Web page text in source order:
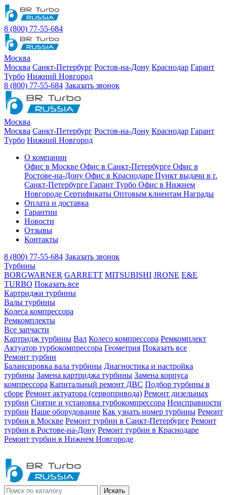
8 (800) 77-55-684
Москва
Москва Санкт-Петербург Ростов-на-Дону Краснодар Гарант
Турбо Нижний Новгород
8 (800) 77-55-684 Заказать звонок
Москва
Москва Санкт-Петербург Ростов-на-Дону Краснодар Гарант
Турбо Нижний Новгород
О компании
Офис в Москве Офис в Санкт-Петербурге Офис в
Ростове-на-Дону Офис в Краснодаре Пункт выдачи в г.
Санкт-Петербурге Гарант Турбо Офис в Нижнем
Новгороде Сертификаты Оптовым клиентам Награды
Оплата и доставка
Гарантии
Новости
Отзывы
Контакты
8 (800) 77-55-684 Заказать звонок
Турбины
BORGWARNER GARRETT MITSUBISHI JRONE E&E
TURBO Показать все
Картриджи турбины
Валы турбины
Колеса компрессора
Ремкомплекты
Все запчасти
Картридж турбины Вал Колесо компрессора Ремкомплект
Актуатор турбокомпрессора Геометрия Показать все
Ремонт турбин
Балансировка вала турбины Диагностика и настройка
турбины Замена картриджа турбины Замена корпуса
компрессора Капитальный ремонт ДВС Подбор турбины в
сборе Ремонт актуатора (сервопривода) Ремонт дизельных
турбин Снятие и установка турбокомпрессора Неисправности
турбин Наше оборудование Как узнать номер турбины Ремонт
турбин в Москве Ремонт турбин в Санкт-Петербурге Ремонт
турбин в Ростове-на-Дону Ремонт турбин в Краснодаре
Ремонт турбин в Нижнем Новгороде
Искать